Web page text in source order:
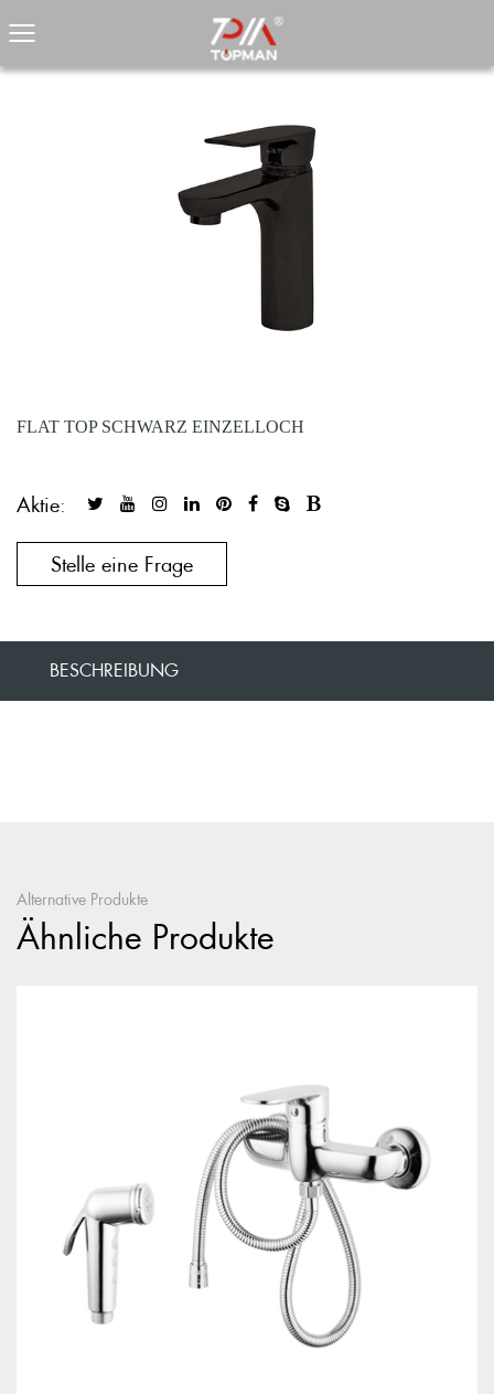
FLAT TOP SCHWARZ EINZELLOCH
Aktie:
Stelle eine Frage
BESCHREIBUNG
Alternative Produkte
Ähnliche Produkte